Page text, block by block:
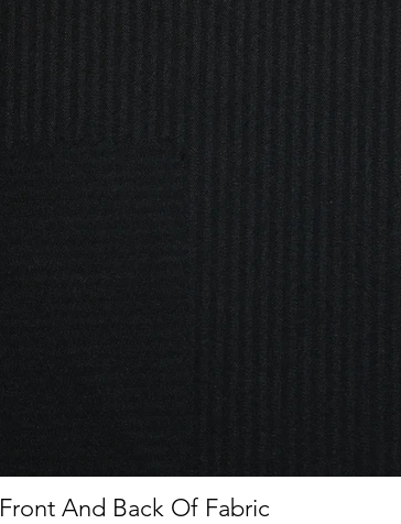
Front And Back Of Fabric